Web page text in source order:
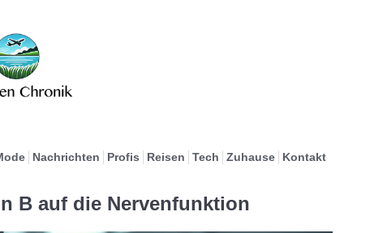
Nachrichten Profis Reisen Tech Zuhause Kontakt
B auf die Nervenfunktion